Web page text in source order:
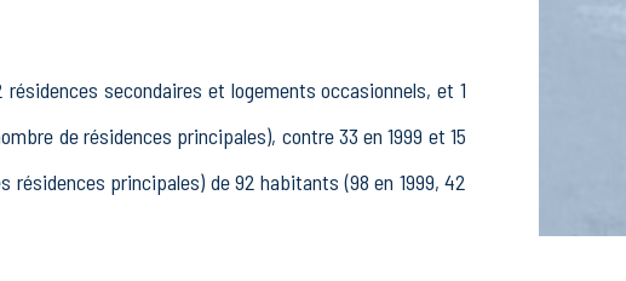
secondaires et logements occasionnels, et 1
de résidences principales), contre 33 en 1999 et 15
résidences principales) de 92 habitants (98 en 1999, 42